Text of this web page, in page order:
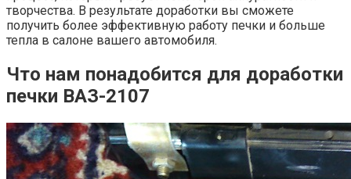
творчества. В результате доработки вы сможете
получить более эффективную работу печки и больше
тепла в салоне вашего автомобиля.
Что нам понадобится для доработки
печки ВАЗ-2107